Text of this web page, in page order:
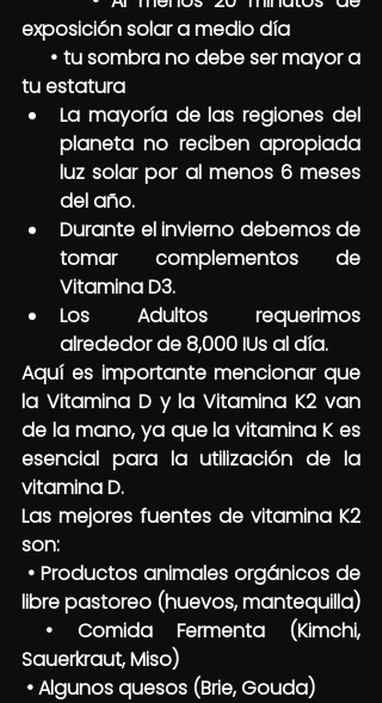
exposición solar a medio día
• tu sombra no debe ser mayor a
tu estatura
La mayoría de las regiones del
planeta no reciben apropiada
luz solar por al menos 6 meses
del año.
Durante el invierno debemos de
tomar complementos de
Vitamina D3.
Los Adultos requerimos
alrededor de 8,000 IUs al día.
Aquí es importante mencionar que
la Vitamina D y la Vitamina K2 van
de la mano, ya que la vitamina K es
esencial para la utilización de la
vitamina D.
Las mejores fuentes de vitamina K2
son:
• Productos animales orgánicos de
libre pastoreo (huevos, mantequilla)
• Comida Fermenta (Kimchi,
Sauerkraut, Miso)
• Algunos quesos (Brie, Gouda)